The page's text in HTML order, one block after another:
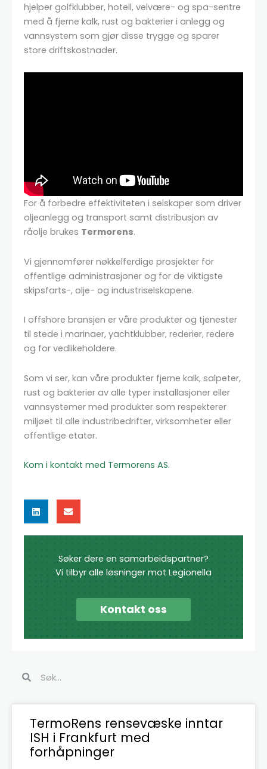
hjelper golfklubber, hotell, velvære- og spa-sentre
med å fjerne kalk, rust og bakterier i anlegg og
vannsystem som gjør disse trygge og sparer
store driftskostnader.
For å forbedre effektiviteten i selskaper som driver
oljeanlegg og transport samt distribusjon av
råolje brukes Termorens.
Vi gjennomfører nøkkelferdige prosjekter for
offentlige administrasjoner og for de viktigste
skipsfarts-, olje- og industriselskapene.
I offshore bransjen er våre produkter og tjenester
til stede i marinaer, yachtklubber, rederier, redere
og for vedlikeholdere.
Som vi ser, kan våre produkter fjerne kalk, salpeter,
rust og bakterier av alle typer installasjoner eller
vannsystemer med produkter som respekterer
miljøet til alle industribedrifter, virksomheter eller
offentlige etater.
Kom i kontakt med Termorens AS.
Søker dere en samarbeidspartner?
Vi tilbyr alle løsninger mot Legionella
Kontakt oss
TermoRens rensevæske inntar
ISH i Frankfurt med
forhåpninger